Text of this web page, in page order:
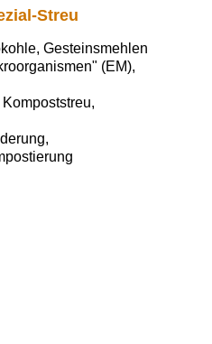
Streu
Gesteinsmehlen
(EM),